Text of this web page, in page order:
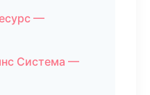
—
Система —